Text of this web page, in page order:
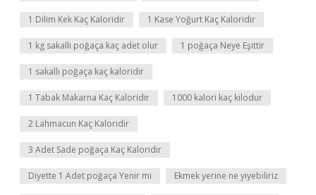
1 Dilim Kek Kaç Kaloridir 1 Kase Yoğurt Kaç Kaloridir
1 kg sakallı poğaça kaç adet olur 1 poğaça Neye Eşittir
1 sakallı poğaça kaç kaloridir
1 Tabak Makarna Kaç Kaloridir 1000 kalori kaç kilodur
2 Lahmacun Kaç Kaloridir
3 Adet Sade poğaça Kaç Kaloridir
Diyette 1 Adet poğaça Yenir mi Ekmek yerine ne yiyebiliriz